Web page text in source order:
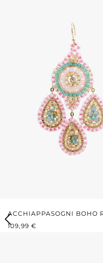
ACCHIAPPASOGNI BOHO
PREZZO NORMALE:
109,99 €